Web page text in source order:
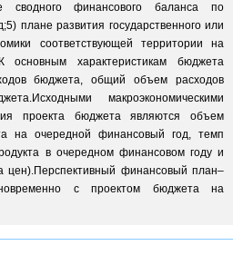
сводного финансового баланса по
плане развития государственного или
соответствующей территории на
основным характеристикам бюджета
бюджета, общий объем расходов
макроэкономическими
проекта бюджета являются объем
на очередной финансовый год, темп
в очередном финансовом году и
цен).Перспективный финансовый план–
с проектом бюджета на